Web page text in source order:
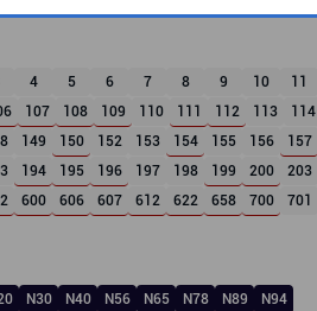
4 5 6 7 8 9 10 11
107 108 109 110 111 112 113 114
149 150 152 153 154 155 156 157
194 195 196 197 198 199 200 203
600 606 607 612 622 658 700 701
N30 N40 N56 N65 N78 N89 N94